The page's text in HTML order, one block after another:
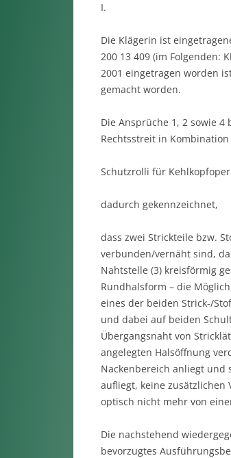
I.
Die Klägerin ist
200 13 409 (im Folgenden:
2001 eingetragen worden
gemacht worden.
Die Ansprüche 1, 2 sowie
Rechtsstreit in
Schutzrolli für
dadurch gekennzeichnet,
dass zwei Strickteile bzw.
verbunden/vernäht sind,
Nahtstelle (3) kreisförmig
Rundhalsform – die
eines der beiden Strick-/
und dabei auf beiden
Übergangsnaht von
angelegten Halsöffnung
Nackenbereich anliegt und
aufliegt, keine
optisch nicht mehr von
Die nachstehend
bevorzugtes